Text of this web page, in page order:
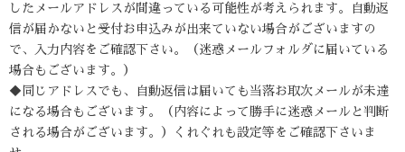
したメールアドレスが間違っている可能性が考えられます。自動返
信が届かないと受付お申込みが出来ていない場合がございますの
で、入力内容をご確認下さい。（迷惑メールフォルダに届いている
場合もございます。）
◆同じアドレスでも、自動返信は届いても当落お取次メールが未達
になる場合もございます。（内容によって勝手に迷惑メールと判断
される場合がございます。）くれぐれも設定等をご確認下さいま